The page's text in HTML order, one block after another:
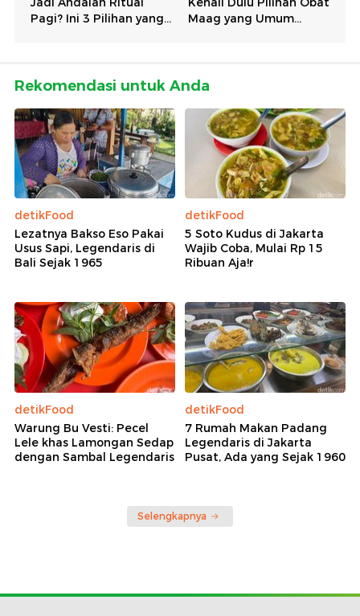
Rekomendasi untuk Anda
detikFood
Lezatnya Bakso Eso Pakai
Usus Sapi, Legendaris di
Bali Sejak 1965
detikFood
5 Soto Kudus di Jakarta
Wajib Coba, Mulai Rp 15
Ribuan Aja!r
detikFood
Warung Bu Vesti: Pecel
Lele khas Lamongan Sedap
dengan Sambal Legendaris
detikFood
7 Rumah Makan Padang
Legendaris di Jakarta
Pusat, Ada yang Sejak 1960
Selengkapnya